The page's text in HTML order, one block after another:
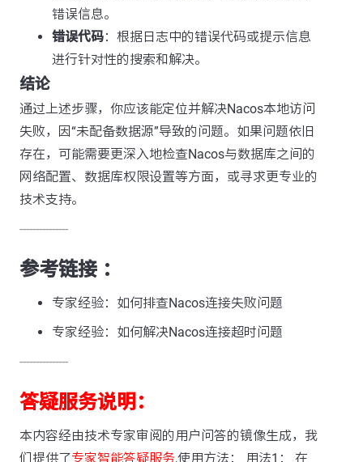
错误信息。
错误代码：根据日志中的错误代码或提示信息
进行针对性的搜索和解决。
结论
通过上述步骤，你应该能定位并解决Nacos本地访问
失败，因“未配备数据源”导致的问题。如果问题依旧
存在，可能需要更深入地检查Nacos与数据库之间的
网络配置、数据库权限设置等方面，或寻求更专业的
技术支持。
---------------
参考链接 ：
专家经验：如何排查Nacos连接失败问题
专家经验：如何解决Nacos连接超时问题
---------------
答疑服务说明：
本内容经由技术专家审阅的用户问答的镜像生成，我
们提供了专家智能答疑服务,使用方法： 用法1： 在